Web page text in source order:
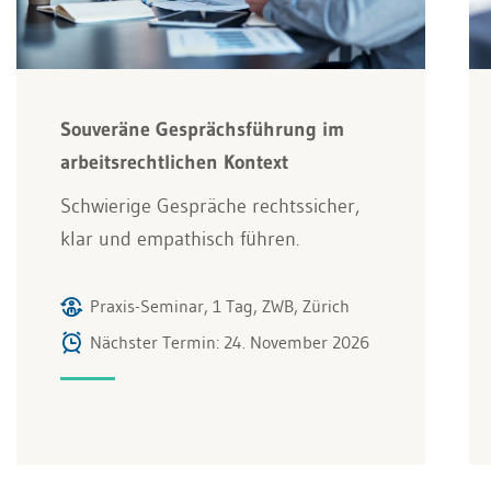
Souveräne Gesprächsführung im
arbeitsrechtlichen Kontext
Schwierige Gespräche rechtssicher,
klar und empathisch führen.
Praxis-Seminar, 1 Tag, ZWB, Zürich
Nächster Termin: 24. November 2026